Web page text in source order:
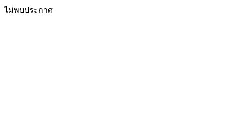
ไม่พบประกาศ